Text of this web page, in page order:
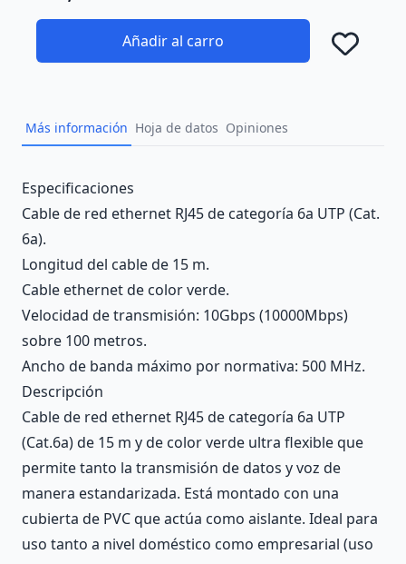
Añadir al carro
Más información Hoja de datos Opiniones
Description
Especificaciones
Cable de red ethernet RJ45 de categoría 6a UTP (Cat.
6a).
Longitud del cable de 15 m.
Cable ethernet de color verde.
Velocidad de transmisión: 10Gbps (10000Mbps)
sobre 100 metros.
Ancho de banda máximo por normativa: 500 MHz.
Descripción
Cable de red ethernet RJ45 de categoría 6a UTP
(Cat.6a) de 15 m y de color verde ultra flexible que
permite tanto la transmisión de datos y voz de
manera estandarizada. Está montado con una
cubierta de PVC que actúa como aislante. Ideal para
uso tanto a nivel doméstico como empresarial (uso